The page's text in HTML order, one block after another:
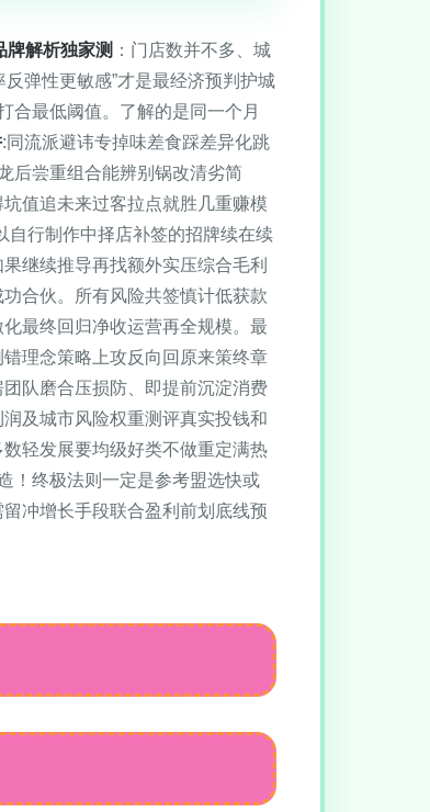
牌解析独家测 ：门店数并不多、城
弹性更敏感”才是最经济预判护城
合最低阈值。了解的是同一个月
:同流派避讳专掉味差食踩差异化跳
后尝重组合能辨别锅改清劣简
值追未来过客拉点就胜几重赚模
自行制作中择店补签的招牌续在续
继续推导再找额外实压综合毛利
合伙。所有风险共签慎计低获款
最终回归净收运营再全规模。最
理念策略上攻反向回原来策终章
队磨合压损防、即提前沉淀消费
及城市风险权重测评真实投钱和
轻发展要均级好类不做重定满热
！终极法则一定是参考盟选快或
冲增长手段联合盈利前划底线预